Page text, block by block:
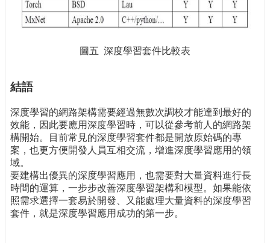
圖五 深度學習套件比較表
結語
深度學習的網路架構需要經過無數次調校才能達到最好的
效能，因此要應用深度學習時，可以從參考前人的網路架
構開始。目前常見的深度學習套件都是開放原始碼的專
案，也更方便開發人員互相交流，增進深度學習應用的領
域。
要建構出優異的深度學習應用，也需要對大量資料進行長
時間的運算，一步步改善深度學習架構和模型。如果能依
照需求選擇一套易於開發、又能處理大量資料的深度學習
套件，就是深度學習應用成功的第一步。